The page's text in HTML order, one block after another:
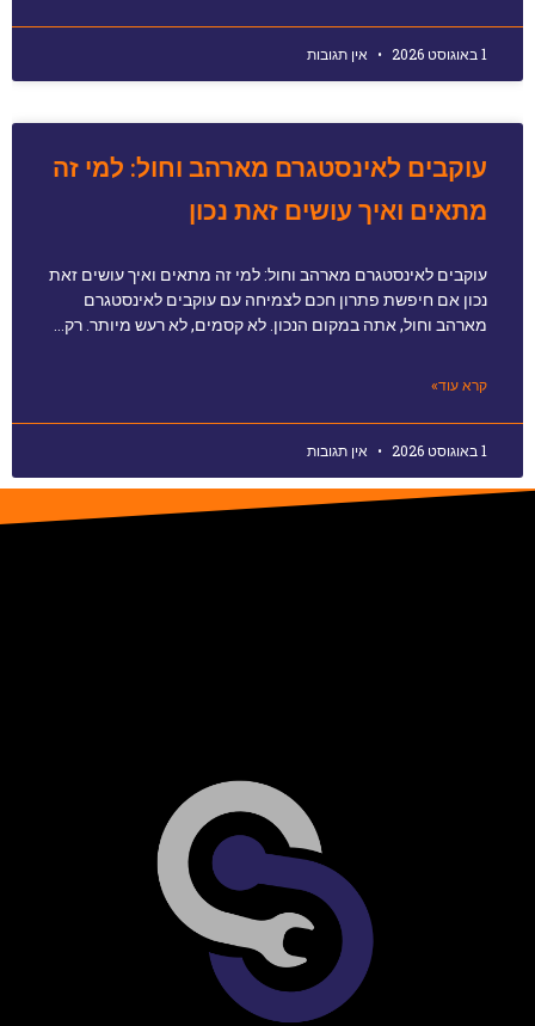
1 באוגוסט 2026 אין תגובות
עוקבים לאינסטגרם מארהב וחול: למי זה
מתאים ואיך עושים זאת נכון
עוקבים לאינסטגרם מארהב וחול: למי זה מתאים ואיך עושים זאת
נכון אם חיפשת פתרון חכם לצמיחה עם עוקבים לאינסטגרם
מארהב וחול, אתה במקום הנכון. לא קסמים, לא רעש מיותר. רק…
קרא עוד»
1 באוגוסט 2026 אין תגובות